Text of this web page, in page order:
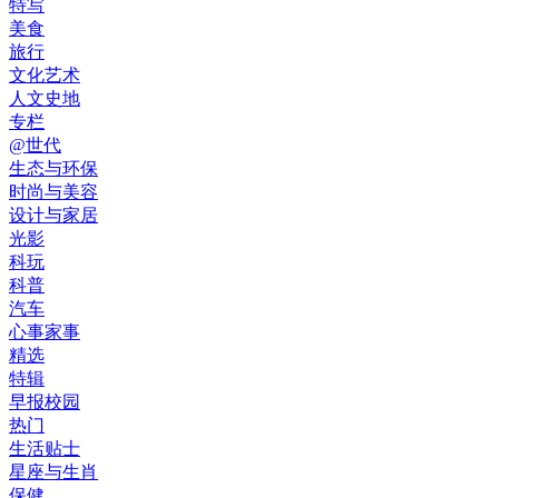
特写
美食
旅行
文化艺术
人文史地
专栏
@世代
生态与环保
时尚与美容
设计与家居
光影
科玩
科普
汽车
心事家事
精选
特辑
早报校园
热门
生活贴士
星座与生肖